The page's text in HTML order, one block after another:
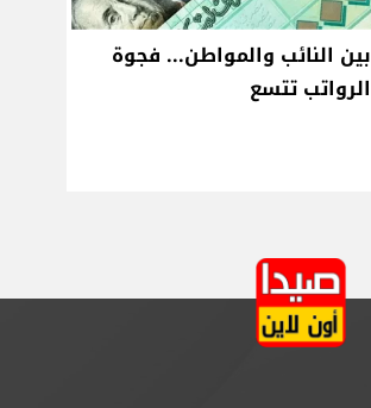
بين النائب والمواطن... فجوة
الرواتب تتسع